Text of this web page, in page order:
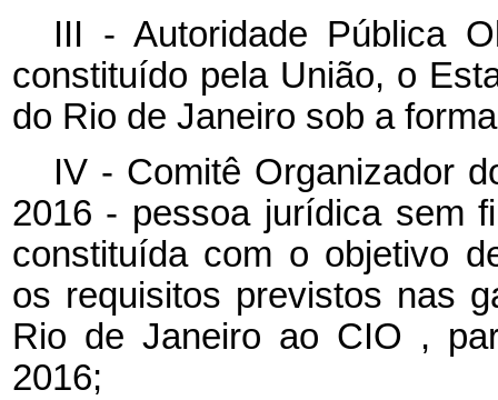
III - Autoridade Pública
constituído pela União, o
do Rio de Janeiro sob a
IV - Comitê Organizador
2016 - pessoa jurídica sem
constituída com o objetivo
os requisitos previstos nas
Rio de Janeiro ao CIO ,
2016;